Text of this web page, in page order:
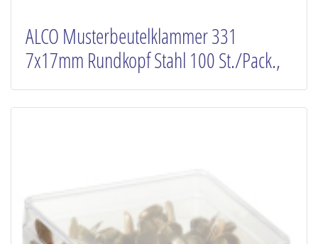
ALCO Musterbeutelklammer 331
7x17mm Rundkopf Stahl 100 St./Pack.,